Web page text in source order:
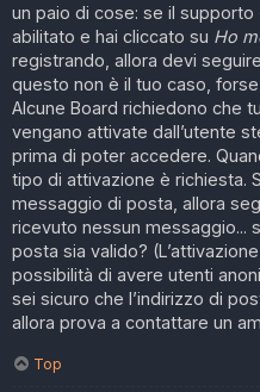
un paio di cose: se il
abilitato e hai cliccato su Ho
registrando, allora devi
questo non è il tuo caso,
Alcune Board richiedono che
vengano attivate dall’utente
prima di poter accedere.
tipo di attivazione è richiesta.
messaggio di posta, allora
ricevuto nessun messaggio...
posta sia valido?
possibilità di avere utenti
sei sicuro che l’indirizzo di
allora prova a contattare un
Top